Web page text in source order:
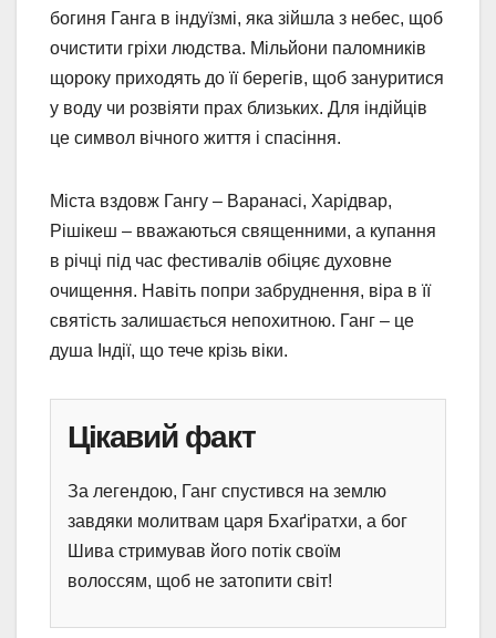
богиня Ганга в індуїзмі, яка зійшла з небес, щоб
очистити гріхи людства. Мільйони паломників
щороку приходять до її берегів, щоб зануритися
у воду чи розвіяти прах близьких. Для індійців
це символ вічного життя і спасіння.
Міста вздовж Гангу – Варанасі, Харідвар,
Рішікеш – вважаються священними, а купання
в річці під час фестивалів обіцяє духовне
очищення. Навіть попри забруднення, віра в її
святість залишається непохитною. Ганг – це
душа Індії, що тече крізь віки.
Цікавий факт
За легендою, Ганг спустився на землю
завдяки молитвам царя Бхаґіратхи, а бог
Шива стримував його потік своїм
волоссям, щоб не затопити світ!